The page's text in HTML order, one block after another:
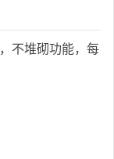
不堆砌功能，每